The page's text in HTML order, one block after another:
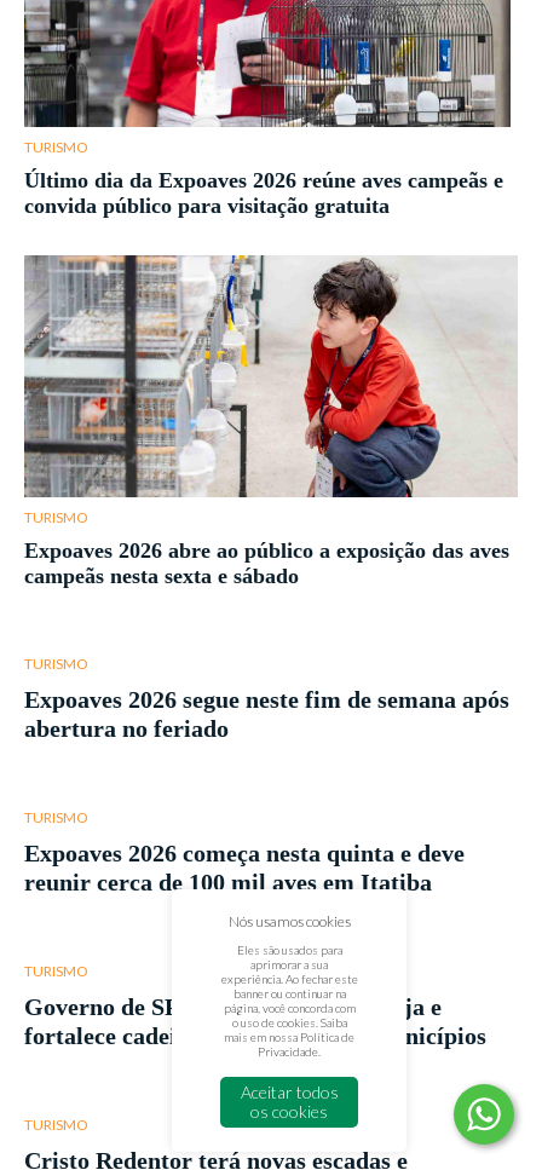
TURISMO
Último dia da Expoaves 2026 reúne aves campeãs e
convida público para visitação gratuita
TURISMO
Expoaves 2026 abre ao público a exposição das aves
campeãs nesta sexta e sábado
TURISMO
Expoaves 2026 segue neste fim de semana após
abertura no feriado
TURISMO
Expoaves 2026 começa nesta quinta e deve
reunir cerca de 100 mil aves em Itatiba
TURISMO
Governo de SP lança Rotas da Cerveja e
fortalece cadeia produtiva em 55 municípios
TURISMO
Cristo Redentor terá novas escadas e
Nós usamos cookies
Eles são usados para
aprimorar a sua
experiência. Ao fechar este
banner ou continuar na
página, você concorda com
o uso de cookies. Saiba
mais em nossa Política de
Privacidade
Aceitar todos
os cookies